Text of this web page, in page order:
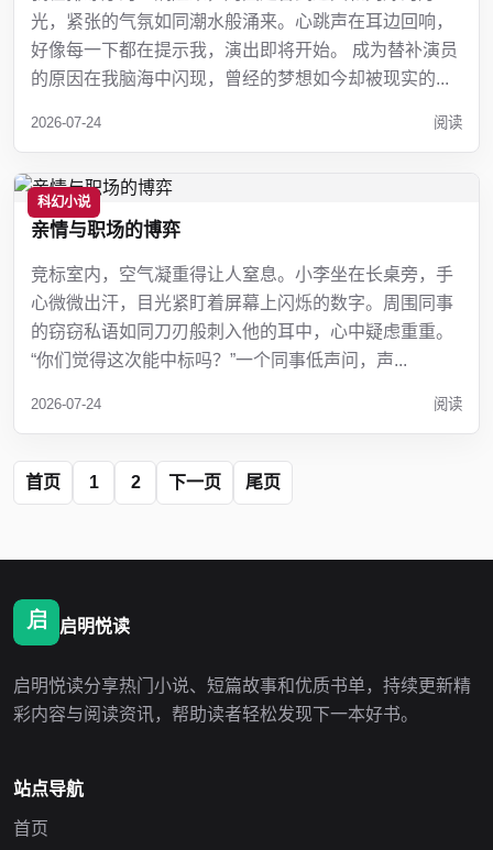
光，紧张的气氛如同潮水般涌来。心跳声在耳边回响，
好像每一下都在提示我，演出即将开始。 成为替补演员
的原因在我脑海中闪现，曾经的梦想如今却被现实的...
2026-07-24 阅读
科幻小说
亲情与职场的博弈
竞标室内，空气凝重得让人窒息。小李坐在长桌旁，手
心微微出汗，目光紧盯着屏幕上闪烁的数字。周围同事
的窃窃私语如同刀刃般刺入他的耳中，心中疑虑重重。
“你们觉得这次能中标吗？”一个同事低声问，声...
2026-07-24 阅读
首页 1 2 下一页 尾页
启明悦读
启明悦读分享热门小说、短篇故事和优质书单，持续更新精
彩内容与阅读资讯，帮助读者轻松发现下一本好书。
站点导航
首页